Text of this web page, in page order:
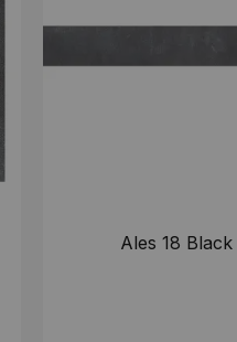
Ales 18